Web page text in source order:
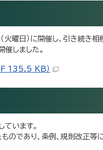
曜日）に開催し、引き続き
しました。
135.5 KB）
います。
のであり、条例、規則改正等